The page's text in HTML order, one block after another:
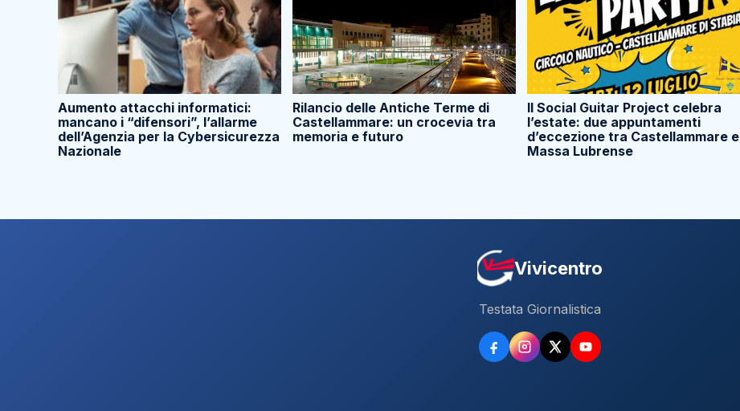
Aumento attacchi informatici:
mancano i “difensori”, l’allarme
dell’Agenzia per la Cybersicurezza
Nazionale
Rilancio delle Antiche Terme di
Castellammare: un crocevia tra
memoria e futuro
Il Social Guitar Project celebra
l’estate: due appuntamenti
d’eccezione tra Castellammare e
Massa Lubrense
Vivicentro
Testata Giornalistica